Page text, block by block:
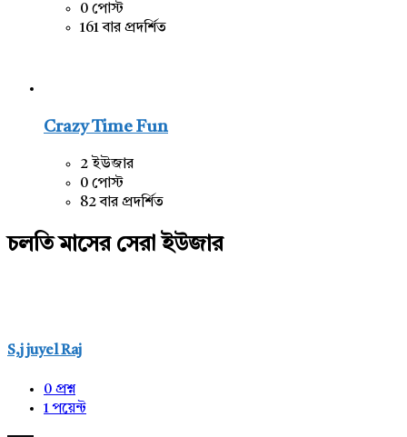
0 পোস্ট
161 বার প্রদর্শিত
Crazy Time Fun
2 ইউজার
0 পোস্ট
82 বার প্রদর্শিত
চলতি মাসের সেরা ইউজার
S,j juyel Raj
0 প্রশ্ন
1পয়েন্ট